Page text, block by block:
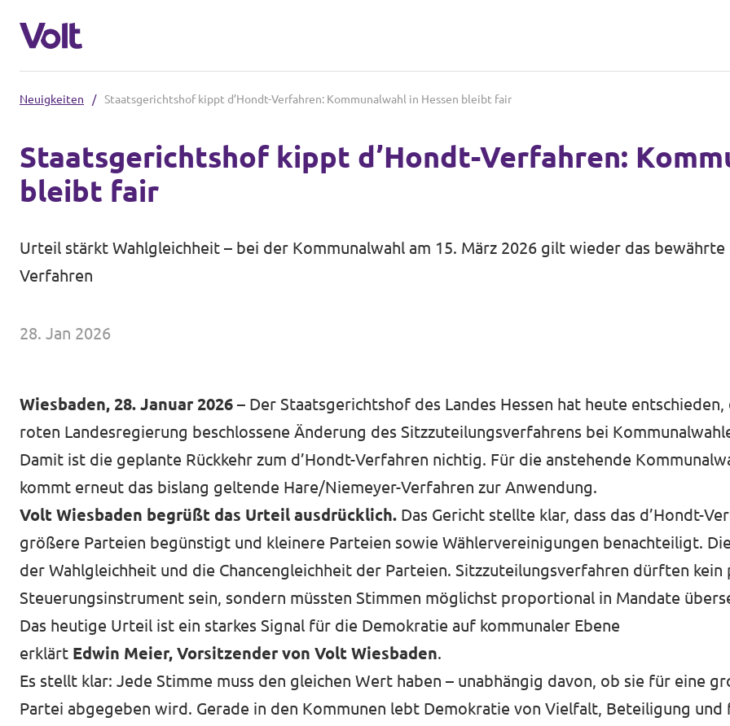
Lokale hessische Teams
Hessische Volt-Termine
Volt in Deutschland
Volt in deinem Bundesland
Programm
Über Volt
Menschen
Unsere Events
Kommunalwahl 2026
Mache bei uns mit!
Deine Spende für Volt!
Leichte Sprache
Jobs bei Volt Hessen
Neuigkeiten / Staatsgerichtshof kippt d’Hondt-Verfahren: Kommunalwahl in Hessen bleibt fair
Staatsgerichtshof kippt d’Hondt-Verfahren:
bleibt fair
Urteil stärkt Wahlgleichheit – bei der Kommunalwahl am 15. März 2026 gilt wieder das
Verfahren
28. Jan 2026
Wiesbaden, 28. Januar 2026 – Der Staatsgerichtshof des Landes Hessen hat heute
roten Landesregierung beschlossene Änderung des Sitzzuteilungsverfahrens bei
Damit ist die geplante Rückkehr zum d’Hondt-Verfahren nichtig. Für die anstehende
kommt erneut das bislang geltende Hare/Niemeyer-Verfahren zur Anwendung.
Volt Wiesbaden begrüßt das Urteil ausdrücklich. Das Gericht stellte klar, dass das d’Hondt-
größere Parteien begünstigt und kleinere Parteien sowie Wählervereinigungen benachteiligt.
der Wahlgleichheit und die Chancengleichheit der Parteien. Sitzzuteilungsverfahren dürften kein
Steuerungsinstrument sein, sondern müssten Stimmen möglichst proportional in Mandate
Das heutige Urteil ist ein starkes Signal für die Demokratie auf kommunaler Ebene
erklärt Edwin Meier, Vorsitzender von Volt Wiesbaden.
Es stellt klar: Jede Stimme muss den gleichen Wert haben – unabhängig davon, ob sie für eine
Partei abgegeben wird. Gerade in den Kommunen lebt Demokratie von Vielfalt, Beteiligung und